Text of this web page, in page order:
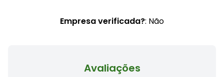
Empresa verificada?: Não
Avaliações